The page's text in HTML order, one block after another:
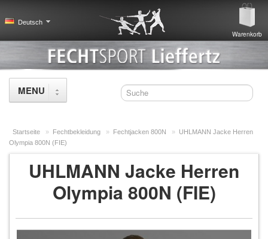
Deutsch
Warenkorb
MENU
FECHTBEKLEIDUNG
Fechtjacken 350N (13)
Fechthosen 800N (19)
Fechthosen 350N (6)
Startseite » Fechtbekleidung » Fechtjacken 800N » UHLMANN Jacke Herren
Olympia 800N (FIE)
UHLMANN Jacke Herren
Olympia 800N (FIE)